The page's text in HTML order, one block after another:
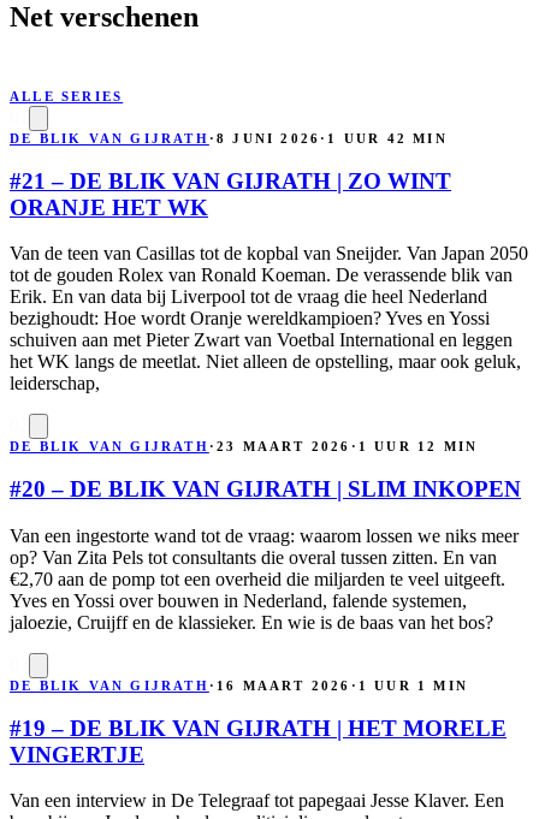
Net verschenen
ALLE SERIES
DE BLIK VAN GIJRATH ·8 JUNI 2026 · 1 UUR 42 MIN
#21 – DE BLIK VAN GIJRATH | ZO WINT
ORANJE HET WK
Van de teen van Casillas tot de kopbal van Sneijder. Van Japan 2050
tot de gouden Rolex van Ronald Koeman. De verassende blik van
Erik. En van data bij Liverpool tot de vraag die heel Nederland
bezighoudt: Hoe wordt Oranje wereldkampioen? Yves en Yossi
schuiven aan met Pieter Zwart van Voetbal International en leggen
het WK langs de meetlat. Niet alleen de opstelling, maar ook geluk,
leiderschap,
DE BLIK VAN GIJRATH ·23 MAART 2026 · 1 UUR 12 MIN
#20 – DE BLIK VAN GIJRATH | SLIM INKOPEN
Van een ingestorte wand tot de vraag: waarom lossen we niks meer
op? Van Zita Pels tot consultants die overal tussen zitten. En van
€2,70 aan de pomp tot een overheid die miljarden te veel uitgeeft.
Yves en Yossi over bouwen in Nederland, falende systemen,
jaloezie, Cruijff en de klassieker. En wie is de baas van het bos?
DE BLIK VAN GIJRATH · 16 MAART 2026 · 1 UUR 1 MIN
#19 – DE BLIK VAN GIJRATH | HET MORELE
VINGERTJE
Van een interview in De Telegraaf tot papegaai Jesse Klaver. Een